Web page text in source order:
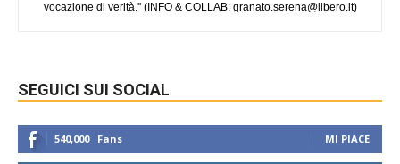
vocazione di verità.'' (INFO & COLLAB: granato.serena@libero.it)
SEGUICI SUI SOCIAL
540,000 Fans MI PIACE